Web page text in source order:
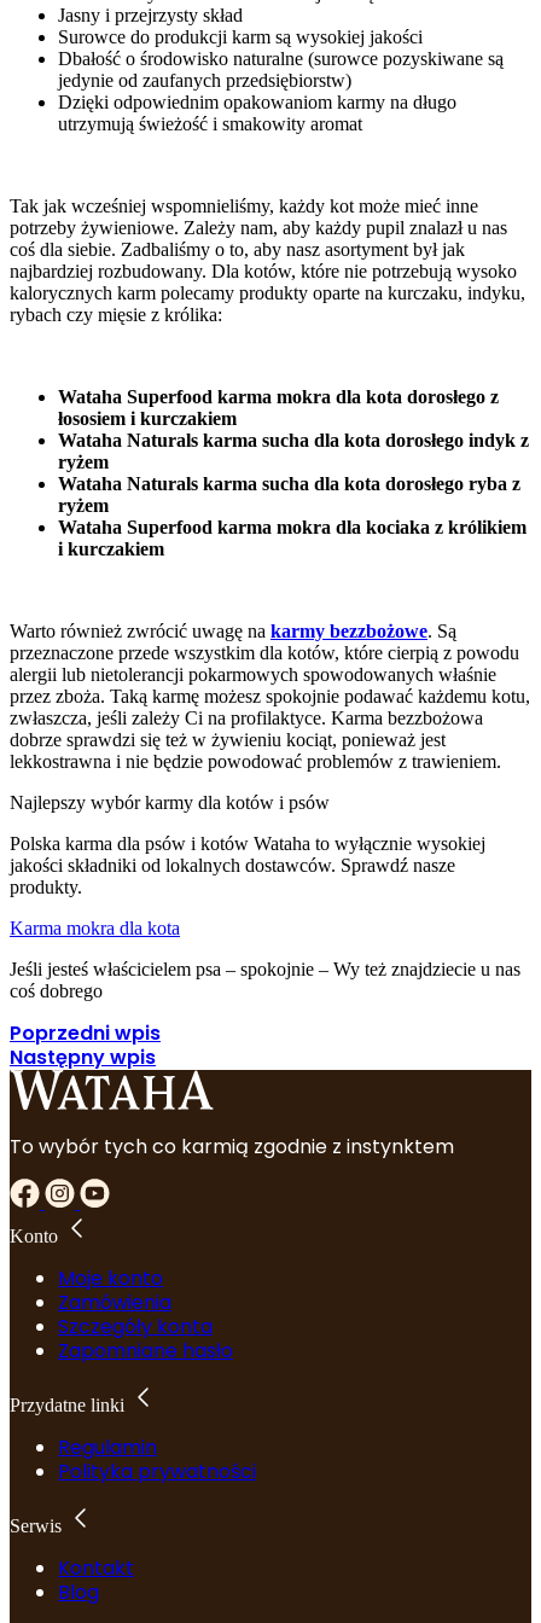
Jasny i przejrzysty skład
Surowce do produkcji karm są wysokiej jakości
Dbałość o środowisko naturalne (surowce pozyskiwane są
jedynie od zaufanych przedsiębiorstw)
Dzięki odpowiednim opakowaniom karmy na długo
utrzymują świeżość i smakowity aromat
Tak jak wcześniej wspomnieliśmy, każdy kot może mieć inne
potrzeby żywieniowe. Zależy nam, aby każdy pupil znalazł u nas
coś dla siebie. Zadbaliśmy o to, aby nasz asortyment był jak
najbardziej rozbudowany. Dla kotów, które nie potrzebują wysoko
kalorycznych karm polecamy produkty oparte na kurczaku, indyku,
rybach czy mięsie z królika:
Wataha Superfood karma mokra dla kota dorosłego z
łososiem i kurczakiem
Wataha Naturals karma sucha dla kota dorosłego indyk z
ryżem
Wataha Naturals karma sucha dla kota dorosłego ryba z
ryżem
Wataha Superfood karma mokra dla kociaka z królikiem
i kurczakiem
Warto również zwrócić uwagę na karmy bezzbożowe. Są
przeznaczone przede wszystkim dla kotów, które cierpią z powodu
alergii lub nietolerancji pokarmowych spowodowanych właśnie
przez zboża. Taką karmę możesz spokojnie podawać każdemu kotu,
zwłaszcza, jeśli zależy Ci na profilaktyce. Karma bezzbożowa
dobrze sprawdzi się też w żywieniu kociąt, ponieważ jest
lekkostrawna i nie będzie powodować problemów z trawieniem.
Najlepszy wybór karmy dla kotów i psów
Polska karma dla psów i kotów Wataha to wyłącznie wysokiej
jakości składniki od lokalnych dostawców. Sprawdź nasze
produkty.
Karma mokra dla kota
Jeśli jesteś właścicielem psa – spokojnie – Wy też znajdziecie u nas
coś dobrego
Poprzedni wpis
Następny wpis
To wybór tych co karmią zgodnie z instynktem
Konto
Moje konto
Zamówienia
Szczegóły konta
Zapomniane hasło
Przydatne linki
Regulamin
Polityka prywatności
Serwis
Kontakt
Blog